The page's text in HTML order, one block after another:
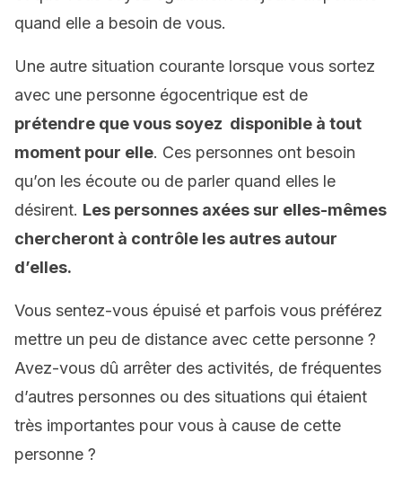
quand elle a besoin de vous.
Une autre situation courante lorsque vous sortez
avec une personne égocentrique est de
prétendre que vous soyez disponible à tout
moment pour elle. Ces personnes ont besoin
qu’on les écoute ou de parler quand elles le
désirent. Les personnes axées sur elles-mêmes
chercheront à contrôle les autres autour
d’elles.
Vous sentez-vous épuisé et parfois vous préférez
mettre un peu de distance avec cette personne ?
Avez-vous dû arrêter des activités, de fréquentes
d’autres personnes ou des situations qui étaient
très importantes pour vous à cause de cette
personne ?